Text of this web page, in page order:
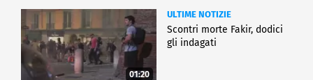
01:20
ULTIME NOTIZIE
Scontri morte Fakir, dodici
gli indagati